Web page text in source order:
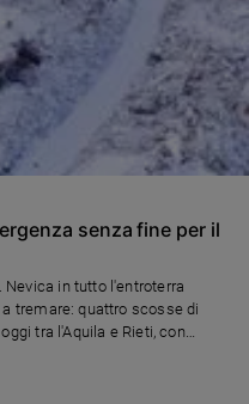
senza fine per il
Nevica in tutto l'entroterra
tremare: quattro scosse di
tra l'Aquila e Rieti, con